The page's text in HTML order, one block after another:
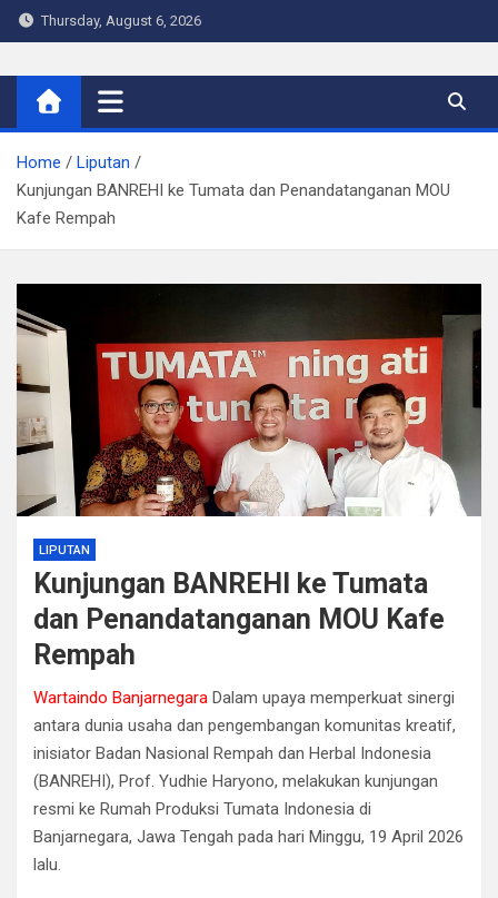
Skip
to
Thursday, August 6, 2026
Warta Indo
Home
Liputan
Kunjungan BANREHI ke Tumata dan Penandatanganan MOU
Kafe Rempah
LIPUTAN
Kunjungan BANREHI ke Tumata
dan Penandatanganan MOU Kafe
Rempah
Wartaindo Banjarnegara Dalam upaya memperkuat sinergi
antara dunia usaha dan pengembangan komunitas kreatif,
inisiator Badan Nasional Rempah dan Herbal Indonesia
(BANREHI), Prof. Yudhie Haryono, melakukan kunjungan
resmi ke Rumah Produksi Tumata Indonesia di
Banjarnegara, Jawa Tengah pada hari Minggu, 19 April 2026
lalu.